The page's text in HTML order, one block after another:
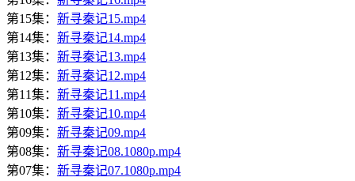
第15集： 新寻秦记15.mp4
第14集： 新寻秦记14.mp4
第13集： 新寻秦记13.mp4
第12集： 新寻秦记12.mp4
第11集： 新寻秦记11.mp4
第10集： 新寻秦记10.mp4
第09集： 新寻秦记09.mp4
第08集： 新寻秦记08.1080p.mp4
第07集： 新寻秦记07.1080p.mp4